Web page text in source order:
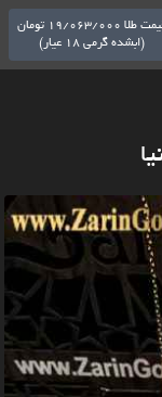
طلا 19/063/000 تومان
(ابشده گرمی 18 عیار)